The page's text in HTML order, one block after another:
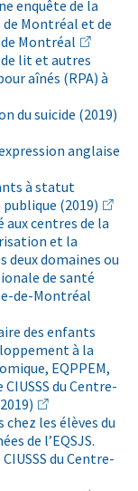
enquête de la
Montréal et de
Montréal
lit et autres
aînés (RPA) à
du suicide (2019)
anglaise
à statut
(2019)
centres de la
et la
deux domaines ou
de santé
de-Montréal
des enfants
à la
EQPPEM,
du Centre-
les élèves du
de l’EQSJS.
du Centre-
infolettre